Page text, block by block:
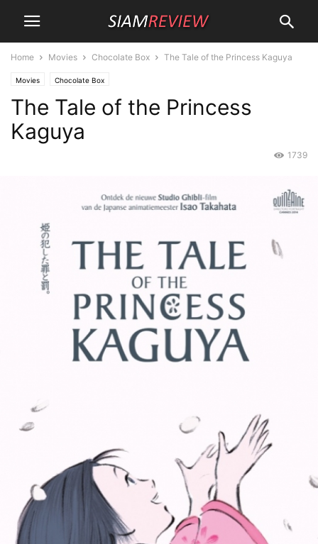
Home Movies Chocolate Box The Tale of the Princess Kaguya
Movies Chocolate Box
The Tale of the Princess
Kaguya
1739